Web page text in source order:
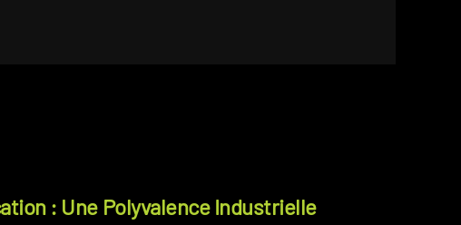
: Une Polyvalence Industrielle